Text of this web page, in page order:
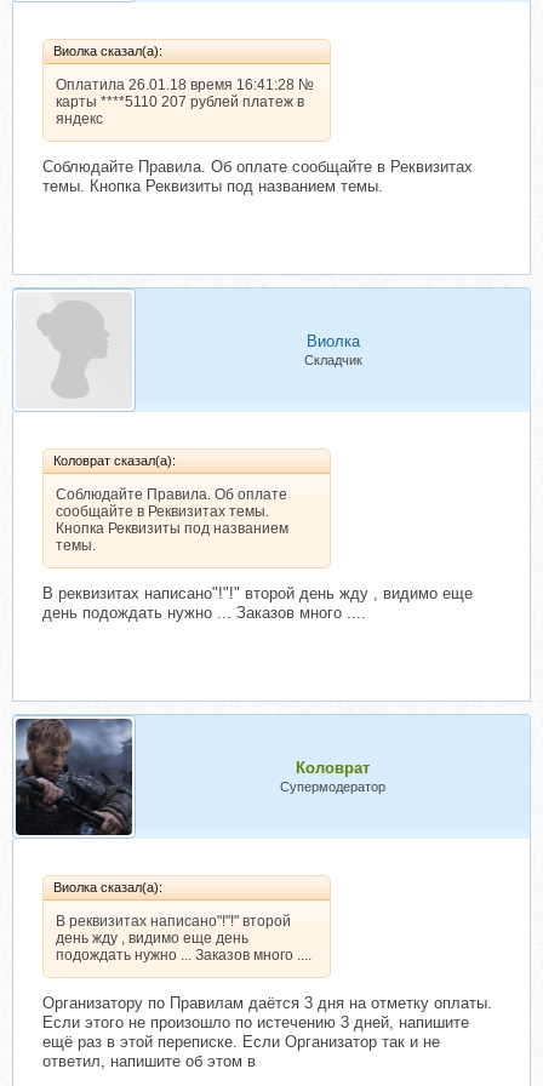
Виолка сказал(а):
Оплатила 26.01.18 время 16:41:28 №
карты ****5110 207 рублей платеж в
яндекс
Соблюдайте Правила. Об оплате сообщайте в Реквизитах
темы. Кнопка Реквизиты под названием темы.
Виолка
Складчик
Коловрат сказал(а):
Соблюдайте Правила. Об оплате
сообщайте в Реквизитах темы.
Кнопка Реквизиты под названием
темы.
В реквизитах написано"!"!" второй день жду , видимо еще
день подождать нужно ... Заказов много ....
Коловрат
Супермодератор
Виолка сказал(а):
В реквизитах написано"!"!" второй
день жду , видимо еще день
подождать нужно ... Заказов много ....
Организатору по Правилам даётся 3 дня на отметку оплаты.
Если этого не произошло по истечению 3 дней, напишите
ещё раз в этой переписке. Если Организатор так и не
ответил, напишите об этом в